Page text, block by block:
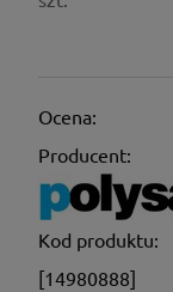
Ocena:
Producent:
Kod produktu:
[14980888]